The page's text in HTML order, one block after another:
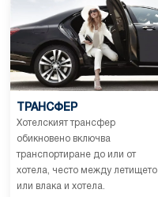
ТРАНСФЕР
Хотелският трансфер
обикновено включва
транспортиране до или от
хотела, често между летището
или влака и хотела.